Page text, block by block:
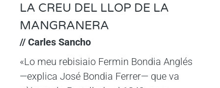
LA CREU DEL LLOP DE LA
MANGRANERA
// Carles Sancho
«Lo meu rebisiaio Fermin Bondia Anglés
—explica José Bondia Ferrer— que va